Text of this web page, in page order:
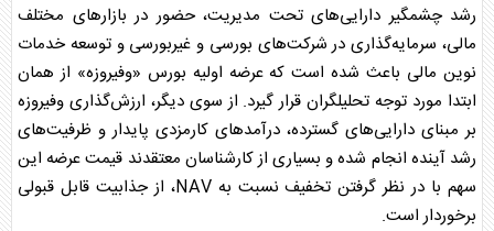
رشد چشمگیر دارایی‌های تحت مدیریت، حضور در بازارهای مختلف
مالی، سرمایه‌گذاری در شرکت‌های بورسی و غیربورسی و توسعه خدمات
نوین مالی باعث شده است که عرضه اولیه بورس «وفیروزه» از همان
ابتدا مورد توجه تحلیلگران قرار گیرد. از سوی دیگر، ارزش‌گذاری وفیروزه
بر مبنای دارایی‌های گسترده، درآمدهای کارمزدی پایدار و ظرفیت‌های
رشد آینده انجام شده و بسیاری از کارشناسان معتقدند قیمت عرضه این
سهم با در نظر گرفتن تخفیف نسبت به NAV، از جذابیت قابل قبولی
برخوردار است.